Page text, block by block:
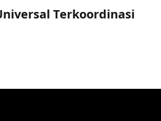
Terkoordinasi